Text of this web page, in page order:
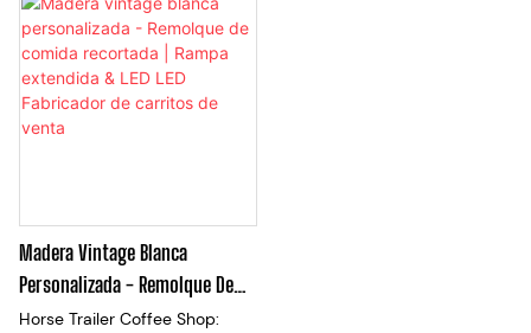
que significa que puede salir
sin preocupaciones. Con su
apariencia prístina y su
papeleo organizado, este
trailer está listo para todas sus
Madera Vintage Blanca
Personalizada - Remolque De
Comida Recortada | Rampa
Horse Trailer Coffee Shop: